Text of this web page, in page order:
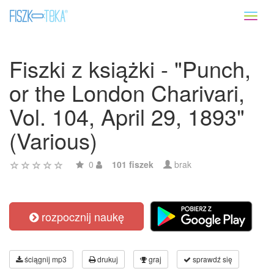
Fiszki z książki - "Punch,
or the London Charivari,
Vol. 104, April 29, 1893"
(Various)
0 101 fiszek brak
rozpocznij naukę
ściągnij mp3 drukuj graj sprawdź się